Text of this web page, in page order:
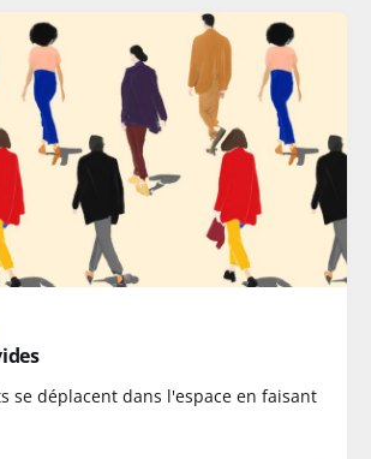
se déplacent dans l'espace en faisant